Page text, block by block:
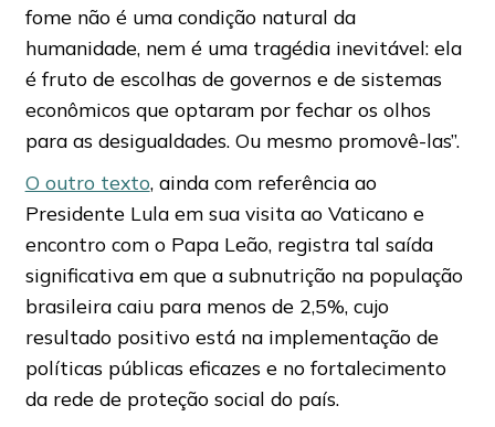
fome não é uma condição natural da
humanidade, nem é uma tragédia inevitável: ela
é fruto de escolhas de governos e de sistemas
econômicos que optaram por fechar os olhos
para as desigualdades. Ou mesmo promovê-las”.
O outro texto, ainda com referência ao
Presidente Lula em sua visita ao Vaticano e
encontro com o Papa Leão, registra tal saída
significativa em que a subnutrição na população
brasileira caiu para menos de 2,5%, cujo
resultado positivo está na implementação de
políticas públicas eficazes e no fortalecimento
da rede de proteção social do país.